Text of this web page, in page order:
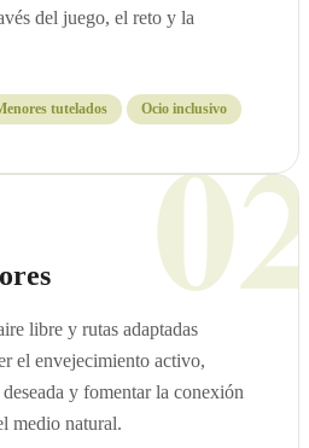
del juego, el reto y la
tutelados Ocio inclusivo
libre y rutas adaptadas
el envejecimiento activo,
y fomentar la conexión
medio natural.